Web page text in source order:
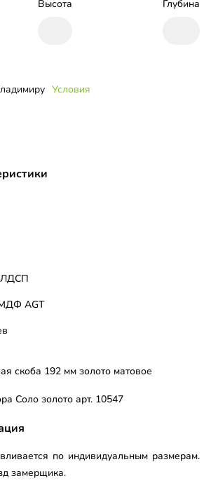
Высота Глубина
Условия
ЛДСП
AGT
скоба 192 мм золото матовое
Соло золото арт. 10547
по индивидуальным размерам.
замерщика.